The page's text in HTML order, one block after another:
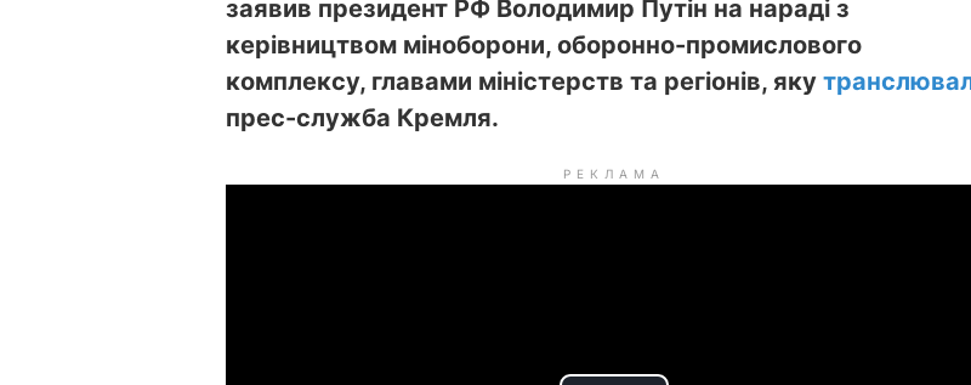
заявив президент РФ Володимир Путін на нараді з
керівництвом міноборони, оборонно-промислового
комплексу, главами міністерств та регіонів, яку
прес-служба Кремля.
РЕКЛАМА